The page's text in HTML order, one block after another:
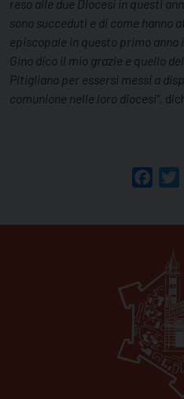
reso alle due Diocesi in questi
sono succeduti e di come hanno
episcopale in questo primo anno
Gino dico il mio grazie e quello
Pitigliano per essersi messi a
comunione nelle loro diocesi”,